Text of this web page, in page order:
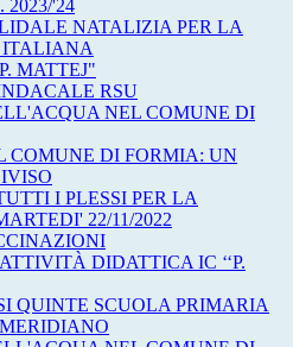
2023/'24
NATALIZIA PER LA
ITALIANA
MATTEJ"
RSU
NEL COMUNE DI
COMUNE DI FORMIA: UN
I PLESSI PER LA
22/11/2022
DIDATTICA IC ‘‘P.
QUINTE SCUOLA PRIMARIA